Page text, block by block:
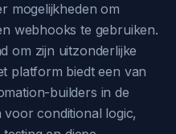
mogelijkheden om
webhooks te gebruiken.
om zijn uitzonderlijke
platform biedt een van
builders in de
voor conditional logic,